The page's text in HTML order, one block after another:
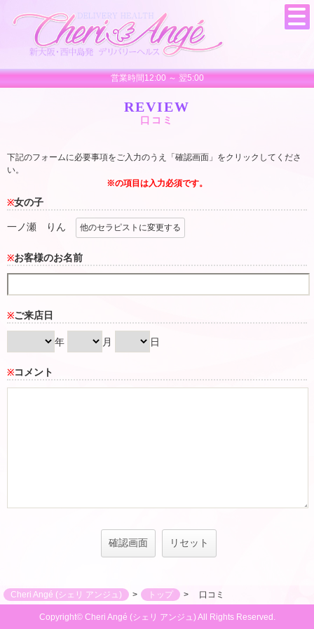
営業時間12:00 ～ 翌5:00
REVIEW
口コミ
下記のフォームに必要事項をご入力のうえ「確認画面」をクリックしてくださ
い。
※の項目は入力必須です。
※女の子
一ノ瀬 りん 他のセラピストに変更する
※お客様のお名前
※ご来店日
年 月 日
※コメント
Cheri Angé​ (シェリ アンジュ) トップ 口コミ
Copyright© Cheri Angé​ (シェリ アンジュ) All Rights Reserved.